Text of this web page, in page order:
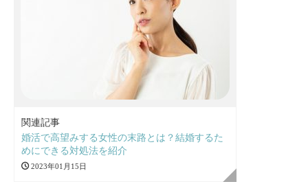
関連記事
婚活で高望みする女性の末路とは？結婚するた
めにできる対処法を紹介
2023年01月15日